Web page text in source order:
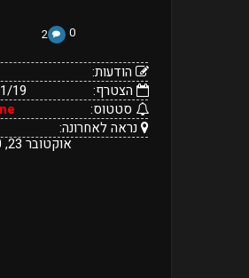
0
2
הודעות:
הצטרף:
19
סטטוס:
נראה לאחרונה:
אוקטובר 23, 2020